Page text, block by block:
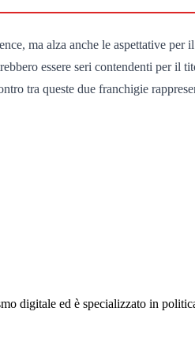
ma alza anche le aspettative per
essere seri contendenti per il
tra queste due franchigie
digitale ed è specializzato in